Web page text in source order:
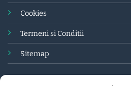
Cookies
Termenisi Conditii
Sitemap